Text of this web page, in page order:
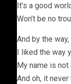
It’s a good
Won’t be no
And by the
I liked the way
My name is not
And oh, it